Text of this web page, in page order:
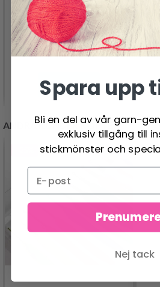
DMC NOVA VITA 4
GARN MULTI
128.00 SEK
Se produkt
ANDRA KUNDER KÖPTE
Spara upp
Bli en del av vår garn-
exklusiv tillgång till
stickmönster och
Nej tack